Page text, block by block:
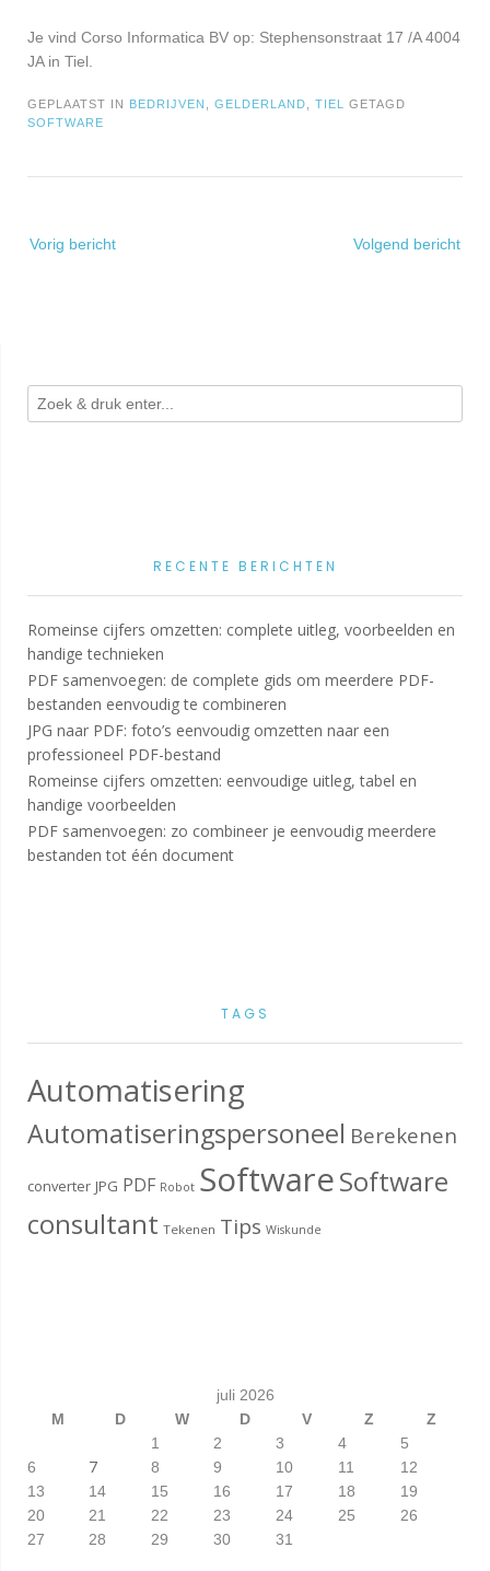
Je vind Corso Informatica BV op: Stephensonstraat 17 /A 4004
JA in Tiel.
GEPLAATST IN BEDRIJVEN GELDERLAND TIEL
GETAGD
SOFTWARE
navigatie
Vorig bericht Volgend bericht
RECENTE BERICHTEN
Romeinse cijfers omzetten: complete uitleg, voorbeelden en
handige technieken
PDF samenvoegen: de complete gids om meerdere PDF-
bestanden eenvoudig te combineren
JPG naar PDF: foto’s eenvoudig omzetten naar een
professioneel PDF-bestand
Romeinse cijfers omzetten: eenvoudige uitleg, tabel en
handige voorbeelden
PDF samenvoegen: zo combineer je eenvoudig meerdere
bestanden tot één document
TAGS
Automatisering
Automatiseringspersoneel Berekenen
converter JPG PDF Robot SoftwareSoftware
consultant Tekenen Tips Wiskunde
juli 2026
M
D W D V Z
Z
1
2 3 4
5
6
7 8 9 10 11
12
13
14 15 16 17 18
19
20
21 22 23 24 25
26
27
28 29 30 31